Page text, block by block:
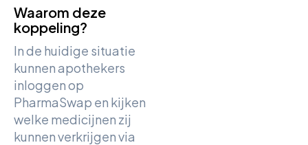
Waarom deze
koppeling?
In de huidige situatie
kunnen apothekers
inloggen op
PharmaSwap en kijken
welke medicijnen zij
kunnen verkrijgen via